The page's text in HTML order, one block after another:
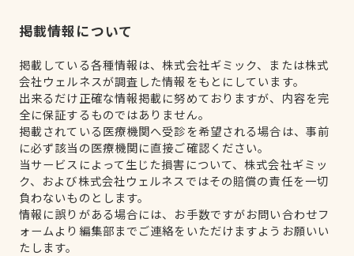
掲載情報について
掲載している各種情報は、株式会社ギミック、または株式
会社ウェルネスが調査した情報をもとにしています。
出来るだけ正確な情報掲載に努めておりますが、内容を完
全に保証するものではありません。
掲載されている医療機関へ受診を希望される場合は、事前
に必ず該当の医療機関に直接ご確認ください。
当サービスによって生じた損害について、株式会社ギミッ
ク、および株式会社ウェルネスではその賠償の責任を一切
負わないものとします。
情報に誤りがある場合には、お手数ですがお問い合わせフ
ォームより編集部までご連絡をいただけますようお願いい
たします。